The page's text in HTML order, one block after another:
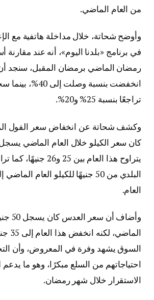
من العام الماضي.
وأوضح شحاتة، خلال مداخلة هاتفية مع
في برنامج «بلدنا اليوم»، أنه عند مقارنة
رمضان الماضي برمضان المقبل، سنجد
انخفضت بنسبة وصلت
تراجعًا بنسبة 25% و20%.
وكشف شحاتة عن انخفاض سعر الفول
يتراوح هذا العام بين 25
العام.
وأضاف
السوق يشهد وفرة في المعروض، وأن
احتياجاتهم من السلع مبكرًا، وهو ما يدعم
الاستقرار خلال شهر رمضان.